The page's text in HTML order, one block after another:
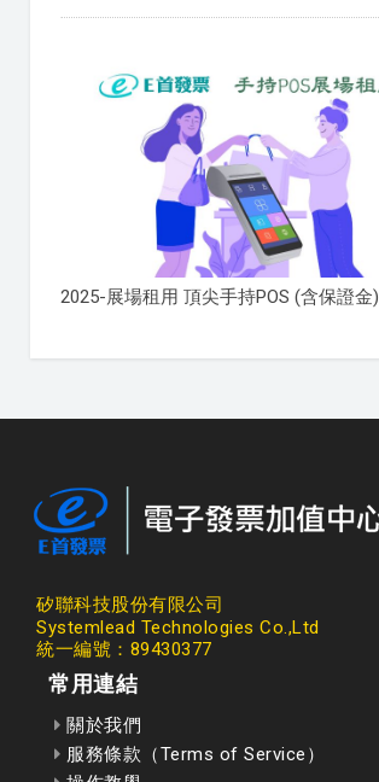
2025-展場租用 頂尖手持POS (含保證金)
矽聯科技股份有限公司
Systemlead Technologies Co.,Ltd
統一編號：89430377
常用連結
關於我們
服務條款（Terms of Service）